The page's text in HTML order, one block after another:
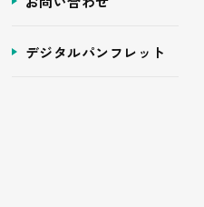
デジタルパンフレット